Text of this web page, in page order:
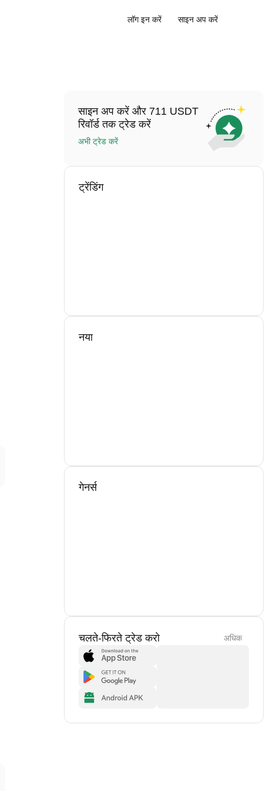
लॉग इन करें साइन अप करें
साइन अप करें और 711 USDT
रिवॉर्ड तक ट्रेड करें
अभी ट्रेड करें
ट्रेंडिंग
नया
गेनर्स
चलते-फिरते ट्रेड करो अधिक